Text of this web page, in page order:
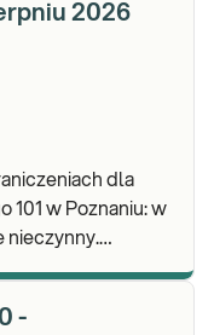
2026
dla
w Poznaniu: w
nieczynny.
-